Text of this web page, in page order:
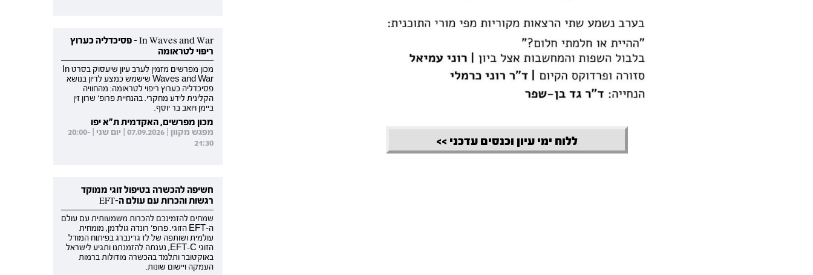
ללוח ימי עיון וכנסים עדכני >>
In Waves and War - פסיכדליה כערוץ
ריפוי לטראומה
מכון מפרשים מזמין לערב עיון שיעסוק בסרט In
Waves and War שישמש כמצע לדיון בנושא
פסיכדליה כערוץ ריפוי לטראומה: מהחוויה
הקלינית לידע מחקרי. בהנחיית פרופ' שרון זין
ביימן ויואב בר יוסף.
מכון מפרשים, האקדמית ת"א יפו
מפגש מקוון | 07.09.2026 | יום שני | 20:00-
21:30
חשיפה להכשרה בטיפול זוגי ממוקד
רגשות והכרות עם עולם ה-EFT
שמחים להזמינכם להכרות משמעותית עם עולם
ה-EFT הזוגי. פרופ' רונדה גולדמן, מומחית
עולמית ושותפה של לז גרינברג בפיתוח המודל
הזוגי EFT-C, נענתה להזמנתנו ותגיע לישראל
באוקטובר ותלמד בהכשרה מודולות ברמות
העמקה ויישום שונות.